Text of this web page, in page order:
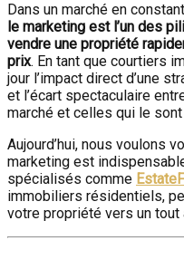
Dans un marché en
le marketing est l’un des
vendre une propriété
prix. En tant que courtiers
jour l’impact direct d’une
et l’écart spectaculaire
marché et celles qui le
Aujourd’hui, nous voulons
marketing est
spécialisés comme
immobiliers résidentiels,
votre propriété vers un tout